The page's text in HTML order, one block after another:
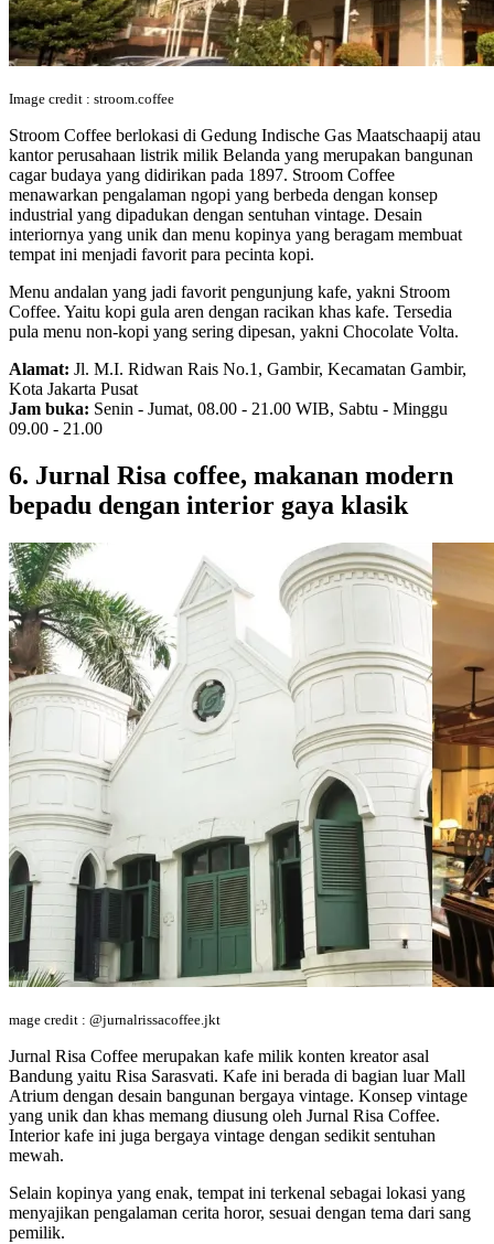
Image credit : stroom.coffee
Stroom Coffee berlokasi di Gedung Indische Gas Maatschaapij atau
kantor perusahaan listrik milik Belanda yang merupakan bangunan
cagar budaya yang didirikan pada 1897. Stroom Coffee
menawarkan pengalaman ngopi yang berbeda dengan konsep
industrial yang dipadukan dengan sentuhan vintage. Desain
interiornya yang unik dan menu kopinya yang beragam membuat
tempat ini menjadi favorit para pecinta kopi.
Menu andalan yang jadi favorit pengunjung kafe, yakni Stroom
Coffee. Yaitu kopi gula aren dengan racikan khas kafe. Tersedia
pula menu non-kopi yang sering dipesan, yakni Chocolate Volta.
Alamat: Jl. M.I. Ridwan Rais No.1, Gambir, Kecamatan Gambir,
Kota Jakarta Pusat
Jam buka: Senin - Jumat, 08.00 - 21.00 WIB, Sabtu - Minggu
09.00 - 21.00
6. Jurnal Risa coffee, makanan modern
bepadu dengan interior gaya klasik
mage credit : @jurnalrissacoffee.jkt
Jurnal Risa Coffee merupakan kafe milik konten kreator asal
Bandung yaitu Risa Sarasvati. Kafe ini berada di bagian luar Mall
Atrium dengan desain bangunan bergaya vintage. Konsep vintage
yang unik dan khas memang diusung oleh Jurnal Risa Coffee.
Interior kafe ini juga bergaya vintage dengan sedikit sentuhan
mewah.
Selain kopinya yang enak, tempat ini terkenal sebagai lokasi yang
menyajikan pengalaman cerita horor, sesuai dengan tema dari sang
pemilik.